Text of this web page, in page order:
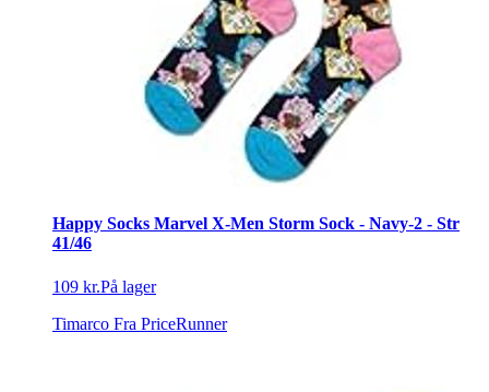
Happy Socks Marvel X-Men Storm Sock - Navy-2 - Str
41/46
109 kr.På lager
Timarco Fra PriceRunner